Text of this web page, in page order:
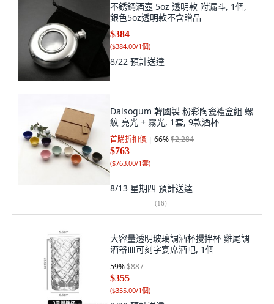
不銹鋼酒壺 5oz 透明款 附漏斗, 1個,
銀色5oz透明款不含贈品
$384
($384.00/1個)
8/22 預計送達
Dalsogum 韓國製 粉彩陶瓷禮盒組 螺
紋 亮光 + 霧光, 1套, 9款酒杯
首購折扣價 66%$2,284
$763
($763.00/1套)
8/13 星期四 預計送達
(16)
大容量透明玻璃調酒杯攪拌杯 雞尾調
酒器皿可刻字宴席酒吧, 1個
59%$887
$355
($355.00/1個)